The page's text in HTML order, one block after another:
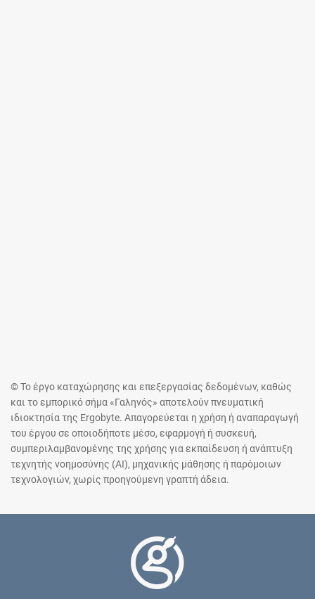
© Το έργο καταχώρησης και επεξεργασίας δεδομένων, καθώς
και το εμπορικό σήμα «Γαληνός» αποτελούν πνευματική
ιδιοκτησία της Ergobyte. Απαγορεύεται η χρήση ή αναπαραγωγή
του έργου σε οποιοδήποτε μέσο, εφαρμογή ή συσκευή,
συμπεριλαμβανομένης της χρήσης για εκπαίδευση ή ανάπτυξη
τεχνητής νοημοσύνης (AI), μηχανικής μάθησης ή παρόμοιων
τεχνολογιών, χωρίς προηγούμενη γραπτή άδεια.